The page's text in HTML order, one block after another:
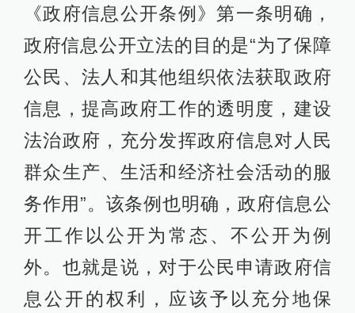
《政府信息公开条例》第一条明确，
政府信息公开立法的目的是“为了保障
公民、法人和其他组织依法获取政府
信息，提高政府工作的透明度，建设
法治政府，充分发挥政府信息对人民
群众生产、生活和经济社会活动的服
务作用”。该条例也明确，政府信息公
开工作以公开为常态、不公开为例
外。也就是说，对于公民申请政府信
息公开的权利，应该予以充分地保